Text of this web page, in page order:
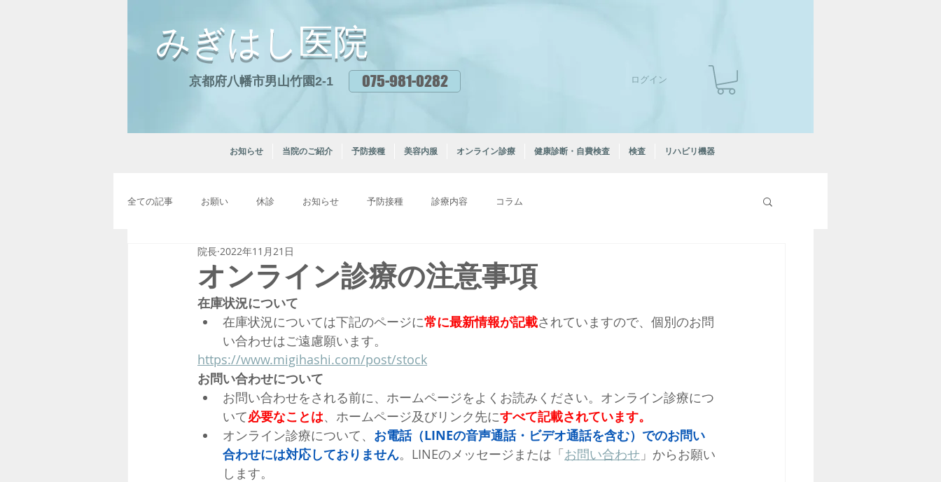
075-981-0282
京都府八幡市男山竹園2-1 ログイン
みぎはし医院
お知らせ 当院のご紹介 予防接種 美容内服 オンライン診療 健康診断・自費検査 検査 リハビリ機器
全ての記事 お願い 休診 お知らせ 予防接種 診療内容 コラム
オンライン診療の注意事項
院長 2022年11月21日
在庫状況について
在庫状況については下記のページに常に最新情報が記載されていますので、個別のお問
い合わせはご遠慮願います。
https://www.migihashi.com/post/stock
お問い合わせについて
お問い合わせをされる前に、ホームページをよくお読みください。オンライン診療につ
いて必要なことは、ホームページ及びリンク先にすべて記載されています。
オンライン診療について、 お電話（LINEの音声通話・ビデオ通話を含む） でのお問い
合わせには対応しておりません。LINEのメッセージまたは「お問い合わせ 」からお願い
します。